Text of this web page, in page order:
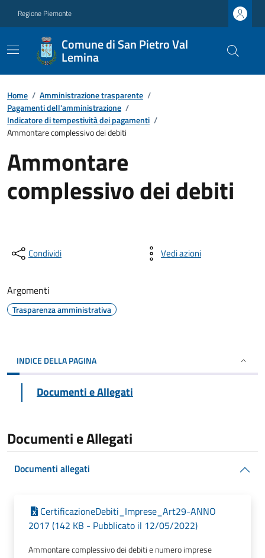
Regione Piemonte
Comune di San Pietro Val
Lemina
Home / Amministrazione trasparente /
Pagamenti dell'amministrazione /
Indicatore di tempestività dei pagamenti /
Ammontare complessivo dei debiti
Ammontare
complessivo dei debiti
Condividi Vedi azioni
Argomenti
Trasparenza amministrativa
INDICE DELLA PAGINA
Documenti e Allegati
Documenti e Allegati
Documenti allegati
CertificazioneDebiti_Imprese_Art29-ANNO
2017 (142 KB - Pubblicato il 12/05/2022)
Ammontare complessivo dei debiti e numero imprese